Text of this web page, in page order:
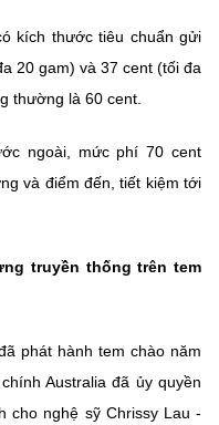
kích thước tiêu chuẩn gửi
20 gam) và 37 cent (tối đa
thường là 60 cent.
ngoài, mức phí 70 cent
và điểm đến, tiết kiệm tới
truyền thống trên tem
phát hành tem chào năm
Australia đã ủy quyền
cho nghệ sỹ Chrissy Lau -